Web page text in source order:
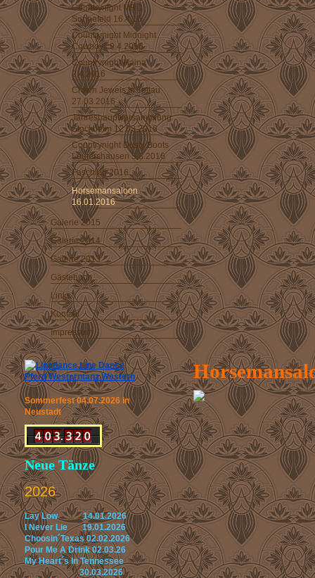
Countrynight MRD
Sonnefeld 16.4.16
Countrynight Midnight
Cowboys 9.4.2016
Countrynight Haina
2.4.2016
Crown Jewels in Tettau
27.03.2016
Jahreshauptversammlung
Stockheim 12.03.2016
Countrynight Dusty Boots
Leutershausen 5.3.2016
Fasching 2016
Horsemansaloon
16.01.2016
Galerie 2015
Galerie 2014
Galerie 2013
Gästebuch
Links
Kontakt
Impressum
Sommerfest 04.07.2026 in
Neustadt
Neue Tänze
2026
Lay Low 14.01.2026
I Never Lie 19.01.2026
Choosin´Texas 02.02.2026
Pour Me A Drink 02.03.26
My Heart´s In Tennessee
30.03.2026